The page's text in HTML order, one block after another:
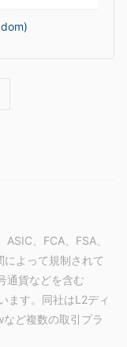
、FCA、FSA、
によって規制されて
通貨などを含む
ます。同社はL2ディ
ど複数の取引プラ